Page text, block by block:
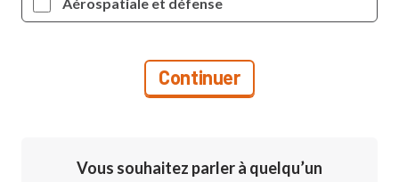
Vous souhaitez parler à quelqu’un